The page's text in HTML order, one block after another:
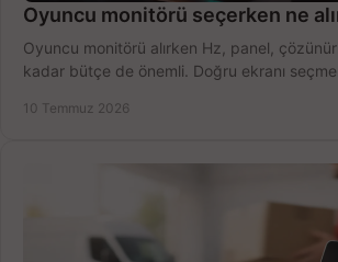
Oyuncu monitörü seçerken ne
Oyuncu monitörü alırken Hz, panel,
kadar bütçe de önemli. Doğru ekranı
10 Temmuz 2026